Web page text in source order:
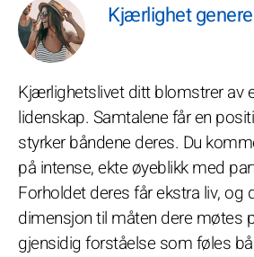
Kjærlighet
Kjærlighetslivet ditt blomstrer av
lidenskap. Samtalene får en
styrker båndene deres. Du
på intense, ekte øyeblikk med
Forholdet deres får ekstra liv, og
dimensjon til måten dere møtes
gjensidig forståelse som føles